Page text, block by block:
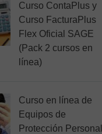
Curso ContaPlus y
Curso FacturaPlus
Flex Oficial SAGE
(Pack 2 cursos en
línea)
Curso en línea de
Equipos de
Protección Personal